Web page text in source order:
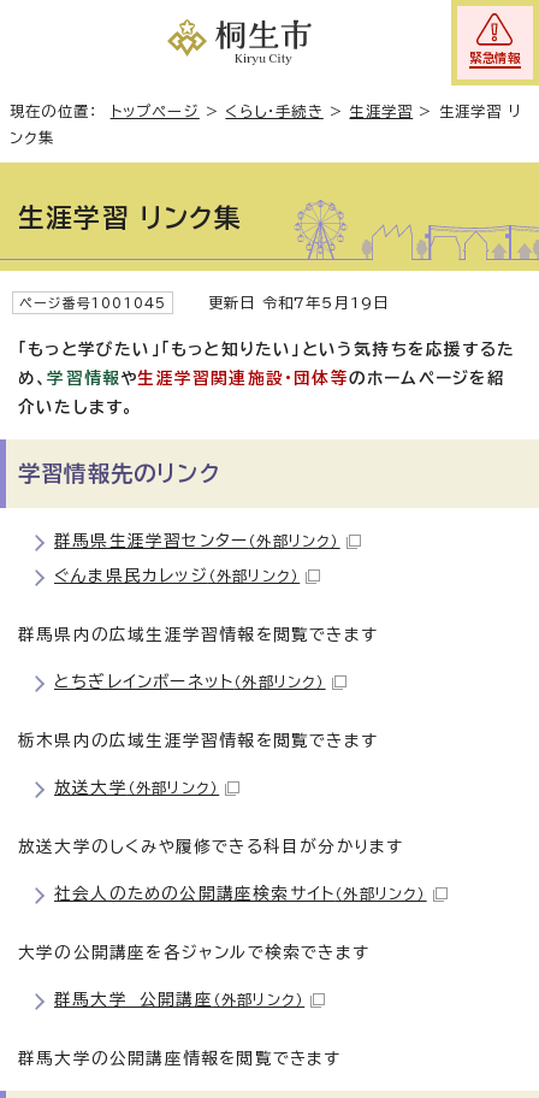
緊急情報
現在の位置： トップページ > くらし・手続き > 生涯学習 > 生涯学習 リ
ンク集
生涯学習 リンク集
ページ番号1001045 更新日 令和7年5月19日
「もっと学びたい」「もっと知りたい」という気持ちを応援するた
め、学習情報や生涯学習関連施設・団体等のホームページを紹
介いたします。
学習情報先のリンク
群馬県生涯学習センター （外部リンク）
ぐんま県民カレッジ （外部リンク）
群馬県内の広域生涯学習情報を閲覧できます
とちぎレインボーネット （外部リンク）
栃木県内の広域生涯学習情報を閲覧できます
放送大学 （外部リンク）
放送大学のしくみや履修できる科目が分かります
社会人のための公開講座検索サイト （外部リンク）
大学の公開講座を各ジャンルで検索できます
群馬大学 公開講座 （外部リンク）
群馬大学の公開講座情報を閲覧できます